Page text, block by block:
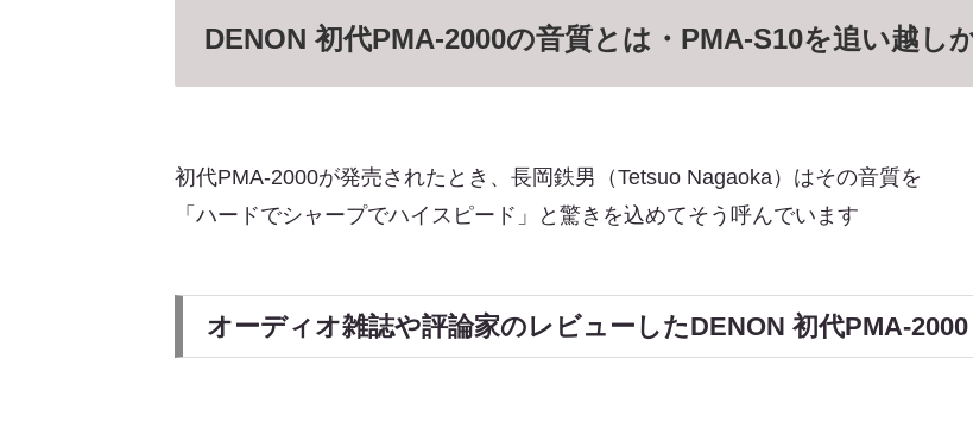
DENON 初代PMA-2000の音質とは・PMA-S10を追い越し
初代PMA-2000が発売されたとき、長岡鉄男（Tetsuo Nagaoka）はその音質を
「ハードでシャープでハイスピード」と驚きを込めてそう呼んでいます
オーディオ雑誌や評論家のレビューしたDENON 初代PMA-2000